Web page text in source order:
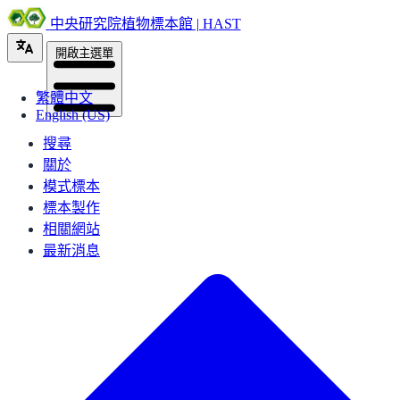
中央研究院植物標本館 | HAST
繁體中文
English (US)
開啟主選單
搜尋
關於
模式標本
標本製作
相關網站
最新消息